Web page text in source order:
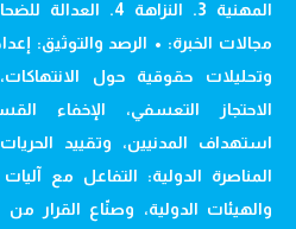
مجالات الخبرة: • الرصد والتوثيق:
وتحليلات حقوقية حول
الاحتجاز التعسفي، الإخفاء
استهداف المدنيين، وتقييد
المناصرة الدولية: التفاعل مع آليات
والهيئات الدولية، وصنّاع القرار